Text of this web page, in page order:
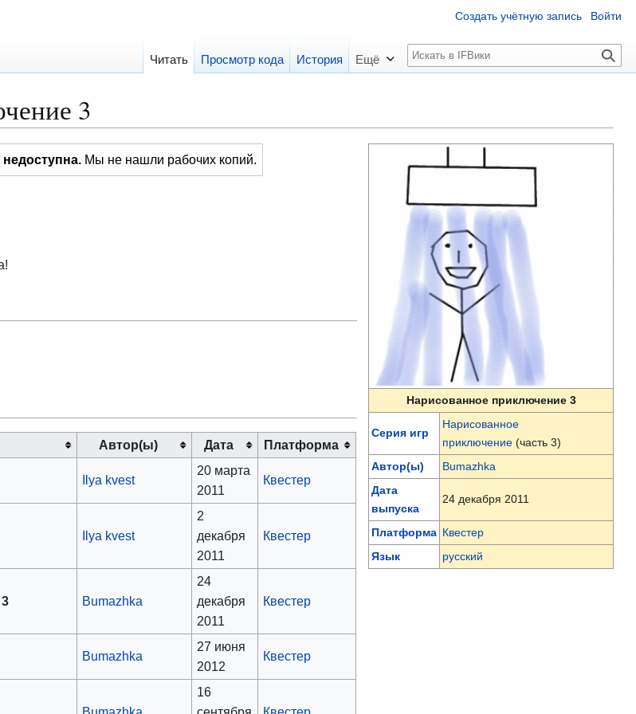
3
Нарисованное приключение 3
Серия игр
Нарисованное
приключение (часть 3)
Автор(ы)
Bumazhka
Дата
выпуска
24 декабря 2011
Платформа Квестер
Язык
русский
недоступна. Мы не нашли рабочих копий.
Автор(ы) Дата Платформа
Ilya kvest
20 марта
2011
Квестер
Ilya kvest
2
декабря
2011
Квестер
Bumazhka
24
декабря
2011
Квестер
Bumazhka
27 июня
2012
Квестер
16
Создать учётную запись Войти
Читать Просмотр кода История Ещё
П
о
к